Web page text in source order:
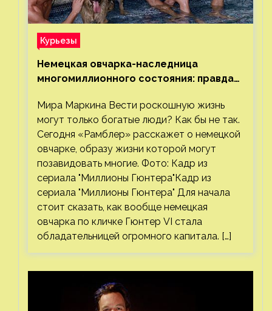
Курьезы
Немецкая овчарка-наследница
многомиллионного состояния: правда
Мира Маркина Вести роскошную жизнь
могут только богатые люди? Как бы не так.
Сегодня «Рамблер» расскажет о немецкой
овчарке, образу жизни которой могут
позавидовать многие. Фото: Кадр из
сериала "Миллионы Гюнтера"Кадр из
сериала "Миллионы Гюнтера" Для начала
стоит сказать, как вообще немецкая
овчарка по кличке Гюнтер VI стала
обладательницей огромного капитала. […]